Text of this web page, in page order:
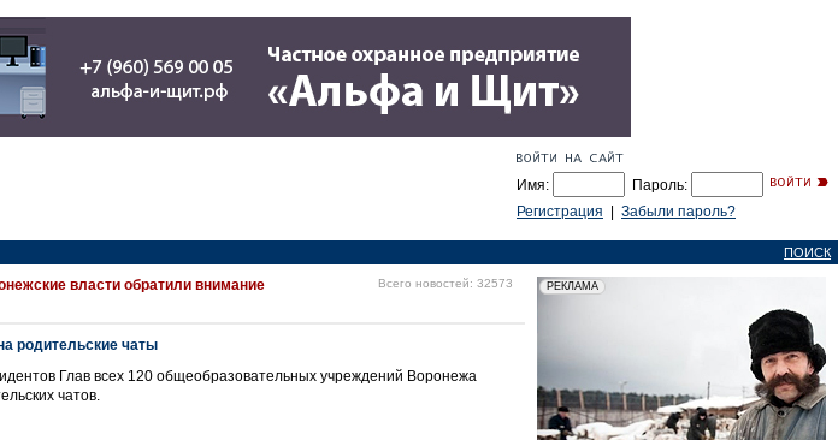
Имя:
Пароль:
Регистрация
Забыли пароль?
ПОИСК
власти обратили внимание
Всего новостей: 32573
родительские чаты
Глав всех 120 общеобразовательных учреждений Воронежа
чатов.